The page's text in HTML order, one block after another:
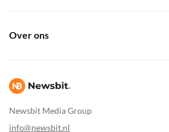
Newsbit Media Group
info@newsbit.nl
Over ons